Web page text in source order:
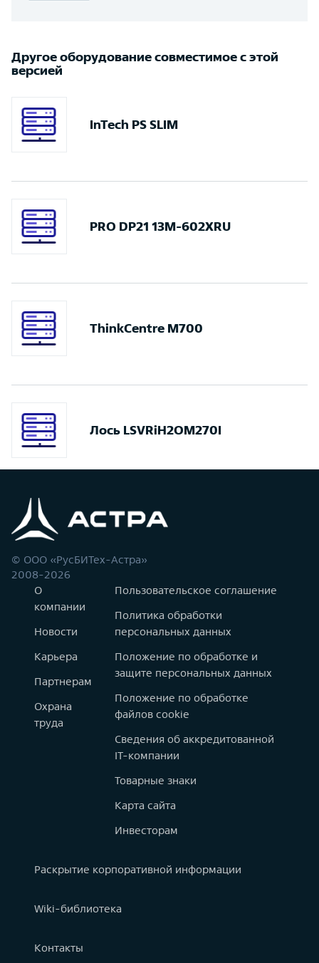
Другое оборудование совместимое с этой
версией
InTech PS SLIM
PRO DP21 13M-602XRU
ThinkCentre M700
Лось LSVRiH2OM270I
© ООО «РусБИТех-Астра»
2008-2026
О
компании
Новости
Карьера
Партнерам
Охрана
труда
Пользовательское соглашение
Политика обработки
персональных данных
Положение по обработке и
защите персональных данных
Положение по обработке
файлов cookie
Сведения об аккредитованной
IT-компании
Товарные знаки
Карта сайта
Инвесторам
Раскрытие корпоративной информации
Wiki-библиотека
Контакты